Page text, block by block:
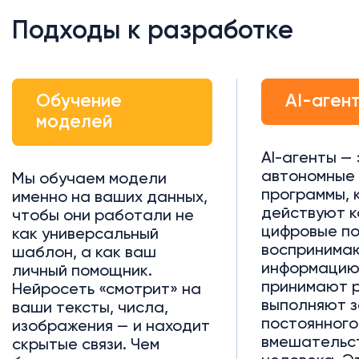
Подходы к разработке
Обучение
моделей
Мы обучаем модели
именно на ваших данных,
чтобы они работали не
как универсальный
шаблон, а как ваш
личный помощник.
Нейросеть «смотрит» на
ваши тексты, числа,
изображения — и находит
скрытые связи. Чем
AI-
AI-агенты —
автономные
программы,
действуют
цифровые
принимают
выполняют
постоянного